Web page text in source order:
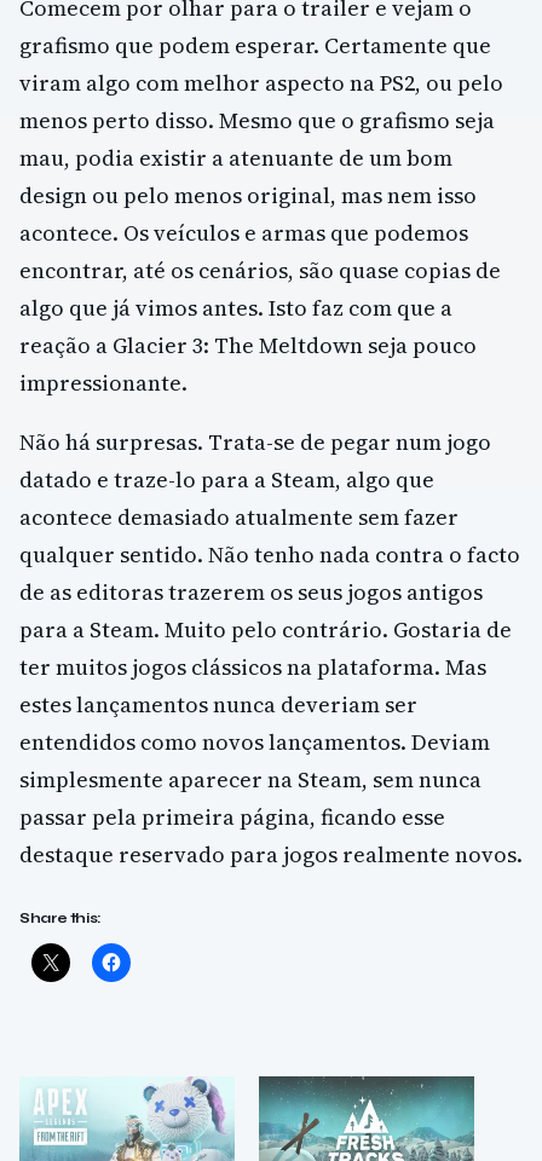
Comecem por olhar para o trailer e vejam o
grafismo que podem esperar. Certamente que
viram algo com melhor aspecto na PS2, ou pelo
menos perto disso. Mesmo que o grafismo seja
mau, podia existir a atenuante de um bom
design ou pelo menos original, mas nem isso
acontece. Os veículos e armas que podemos
encontrar, até os cenários, são quase copias de
algo que já vimos antes. Isto faz com que a
reação a Glacier 3: The Meltdown seja pouco
impressionante.
Não há surpresas. Trata-se de pegar num jogo
datado e traze-lo para a Steam, algo que
acontece demasiado atualmente sem fazer
qualquer sentido. Não tenho nada contra o facto
de as editoras trazerem os seus jogos antigos
para a Steam. Muito pelo contrário. Gostaria de
ter muitos jogos clássicos na plataforma. Mas
estes lançamentos nunca deveriam ser
entendidos como novos lançamentos. Deviam
simplesmente aparecer na Steam, sem nunca
passar pela primeira página, ficando esse
destaque reservado para jogos realmente novos.
Share this: